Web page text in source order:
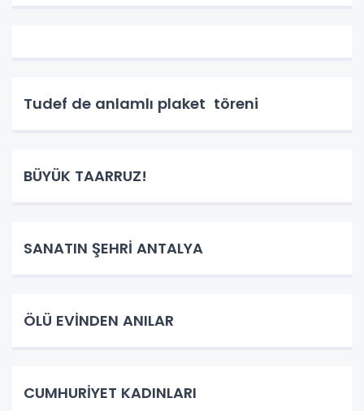
Tudef de anlamlı plaket töreni
BÜYÜK TAARRUZ!
SANATIN ŞEHRİ ANTALYA
ÖLÜ EVİNDEN ANILAR
CUMHURİYET KADINLARI